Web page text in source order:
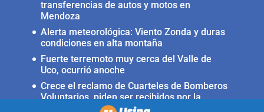
transferencias de autos y motos en
Mendoza
Alerta meteorológica: Viento Zonda y duras
condiciones en alta montaña
Fuerte terremoto muy cerca del Valle de
Uco, ocurrió anoche
Crece el reclamo de Cuarteles de Bomberos
Voluntarios, piden ser recibidos por la